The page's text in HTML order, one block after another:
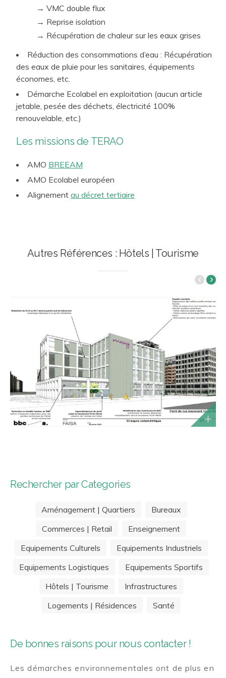
→ VMC double flux
→ Reprise isolation
→ Récupération de chaleur sur les eaux grises
Réduction des consommations d’eau : Récupération
des eaux de pluie pour les sanitaires, équipements
économes, etc.
Démarche Ecolabel en exploitation (aucun article
jetable, pesée des déchets, électricité 100%
renouvelable, etc.)
Les missions de TERAO
AMO BREEAM
AMO Ecolabel européen
Alignement au décret tertiaire
Autres Références : Hôtels | Tourisme
Rechercher par Categories
Aménagement | Quartiers
Bureaux
Commerces | Retail
Enseignement
Equipements Culturels
Equipements Industriels
Equipements Logistiques
Equipements Sportifs
Hôtels | Tourisme
Infrastructures
Logements | Résidences
Santé
De bonnes raisons pour nous contacter !
Les démarches environnementales ont de plus en